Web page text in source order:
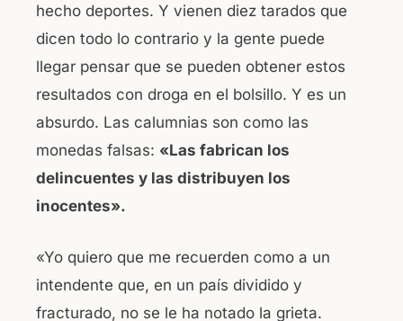
hecho deportes. Y vienen diez tarados que
dicen todo lo contrario y la gente puede
llegar pensar que se pueden obtener estos
resultados con droga en el bolsillo. Y es un
absurdo. Las calumnias son como las
monedas falsas: «Las fabrican los
delincuentes y las distribuyen los
inocentes».
«Yo quiero que me recuerden como a un
intendente que, en un país dividido y
fracturado, no se le ha notado la grieta.